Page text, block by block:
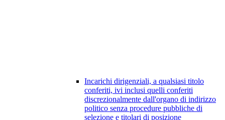
Incarichi dirigenziali, a qualsiasi titolo
conferiti, ivi inclusi quelli conferiti
discrezionalmente dall'organo di indirizzo
politico senza procedure pubbliche di
selezione e titolari di posizione